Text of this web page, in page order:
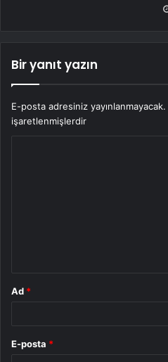
Bir yanıt yazın
E-posta adresiniz yayınlanmayacak.
işaretlenmişlerdir
Ad *
E-posta *